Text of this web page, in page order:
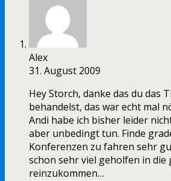
Alex
31. August 2009
Hey Storch, danke das du das
behandelst, das war echt mal
Andi habe ich bisher leider
aber unbedingt tun. Finde
Konferenzen zu fahren sehr
schon sehr viel geholfen in die
reinzukommen…